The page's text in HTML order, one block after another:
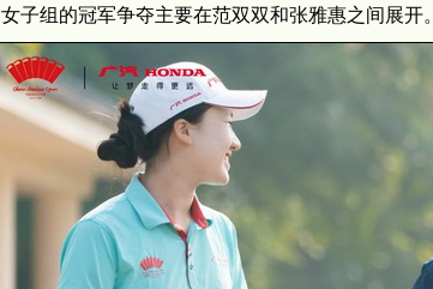
女子组的冠军争夺主要在范双双和张雅惠之间展开。